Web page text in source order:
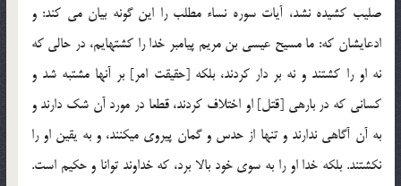
صلیب کشیده نشد، آیات سوره نساء مطلب را این گونه بیان می کند: و
ادعايشان كه: ما مسيح عيسي بن مريم پيامبر خدا را كشته‏ايم، در حالي كه
نه او را كشتند و نه بر دار كردند، بلكه [حقيقت امر] بر آنها مشتبه شد و
كساني كه در باره‏ي [قتل‏] او اختلاف كردند، قطعا در مورد آن شك دارند و
به آن آگاهي ندارند و تنها از حدس و گمان پيروي مي‏كنند، و به يقين او را
نكشتند. بلكه خدا او را به سوي خود بالا برد، كه خداوند توانا و حكيم است.